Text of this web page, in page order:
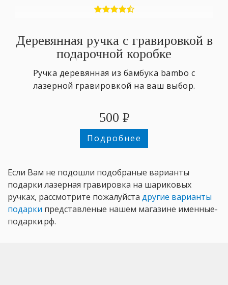
Деревянная ручка с гравировкой в
подарочной коробке
Ручка деревянная из бамбука bambo с
лазерной гравировкой на ваш выбор.
500 ₽
Подробнее
Если Вам не подошли подобраные варианты
подарки лазерная гравировка на шариковых
ручках, рассмотрите пожалуйста другие варианты
подарки представленые нашем магазине именные-
подарки.рф.